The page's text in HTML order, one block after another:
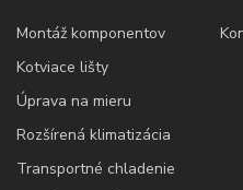
Montáž komponentov
Kotviace lišty
Úprava na mieru
Rozšírená klimatizácia
Transportné chladenie